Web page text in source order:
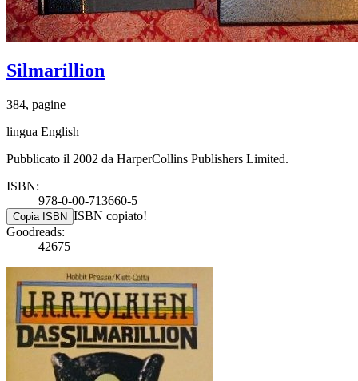
Silmarillion
384, pagine
lingua English
Pubblicato il 2002 da HarperCollins Publishers Limited.
ISBN:
978-0-00-713660-5
Copia ISBN ISBN copiato!
Goodreads:
42675